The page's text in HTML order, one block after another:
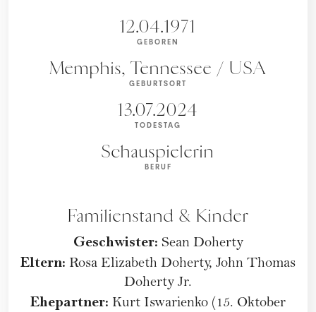
GEBOREN
12.04.1971
GEBURTSORT
Memphis, Tennessee / USA
TODESTAG
13.07.2024
BERUF
Schauspielerin
Familienstand & Kinder
Geschwister: Sean Doherty
Eltern: Rosa Elizabeth Doherty, John Thomas
Doherty Jr.
Ehepartner: Kurt Iswarienko (15. Oktober